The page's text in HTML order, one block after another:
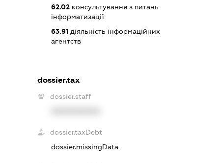
62.02консультування з питань
інформатизації
63.91діяльність інформаційних
агентств
dossier.tax
dossier.staff
dossier.taxDebt
dossier.missingData